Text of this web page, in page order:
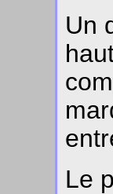
Un
Le